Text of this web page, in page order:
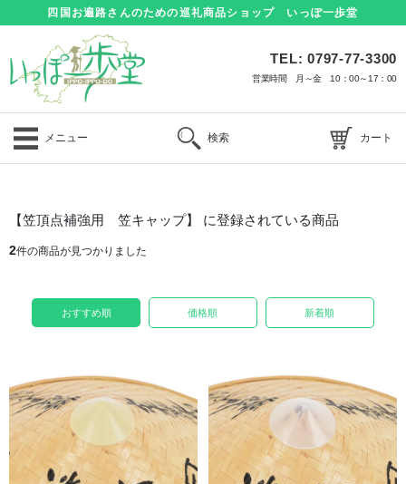
四国お遍路さんのための巡礼商品ショップ いっぽ一歩堂
TEL: 0797-77-3300
営業時間 月～金 10：00～17：00
メニュー 検索 カート
【笠頂点補強用 笠キャップ】 に登録されている商品
2件の商品が見つかりました
おすすめ順 価格順 新着順